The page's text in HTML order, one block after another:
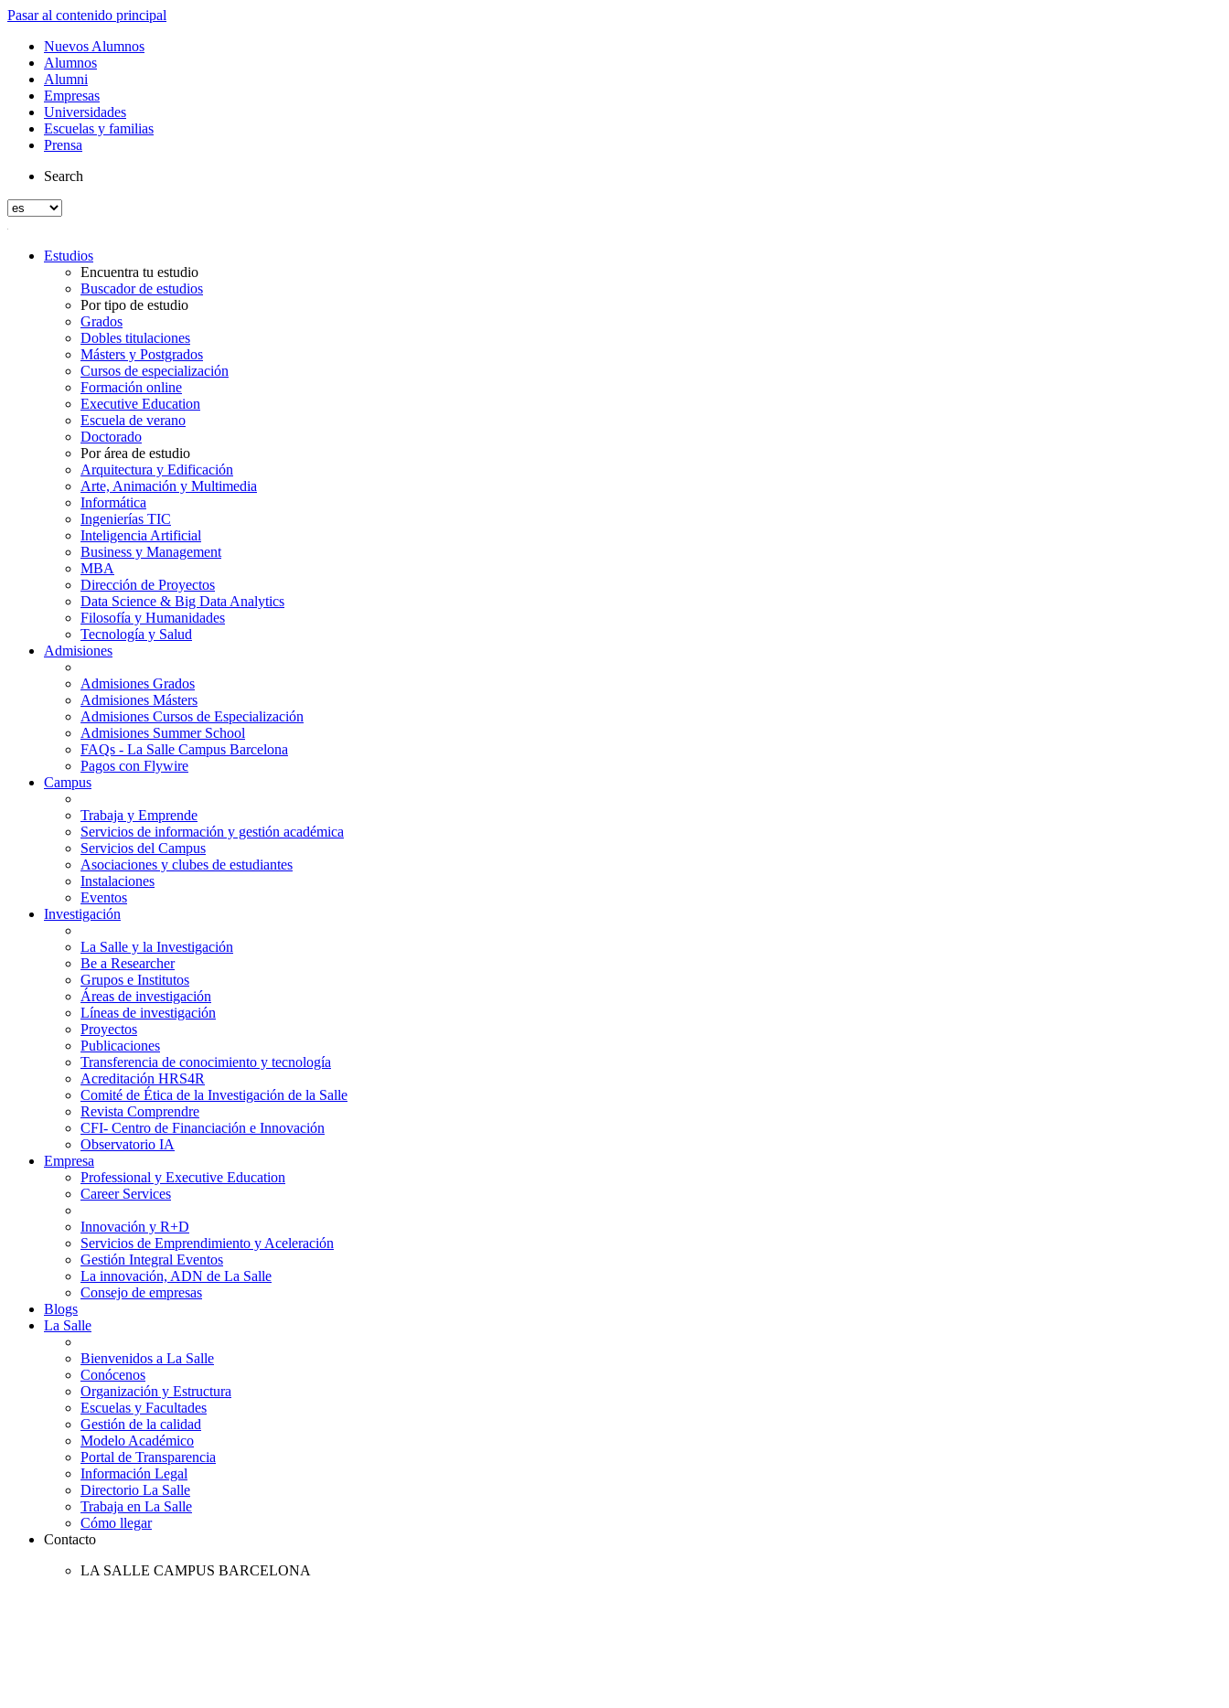
Pasar al contenido principal
Nuevos Alumnos
Alumnos
Alumni
Empresas
Universidades
Escuelas y familias
Prensa
Search
Estudios
Encuentra tu estudio
Buscador de estudios
Por tipo de estudio
Grados
Dobles titulaciones
Másters y Postgrados
Cursos de especialización
Formación online
Executive Education
Escuela de verano
Doctorado
Por área de estudio
Arquitectura y Edificación
Arte, Animación y Multimedia
Informática
Ingenierías TIC
Inteligencia Artificial
Business y Management
MBA
Dirección de Proyectos
Data Science & Big Data Analytics
Filosofía y Humanidades
Tecnología y Salud
Admisiones
Admisiones Grados
Admisiones Másters
Admisiones Cursos de Especialización
Admisiones Summer School
FAQs - La Salle Campus Barcelona
Pagos con Flywire
Campus
Trabaja y Emprende
Servicios de información y gestión académica
Servicios del Campus
Asociaciones y clubes de estudiantes
Instalaciones
Eventos
Investigación
La Salle y la Investigación
Be a Researcher
Grupos e Institutos
Áreas de investigación
Líneas de investigación
Proyectos
Publicaciones
Transferencia de conocimiento y tecnología
Acreditación HRS4R
Comité de Ética de la Investigación de la Salle
Revista Comprendre
CFI- Centro de Financiación e Innovación
Observatorio IA
Empresa
Professional y Executive Education
Career Services
Innovación y R+D
Servicios de Emprendimiento y Aceleración
Gestión Integral Eventos
La innovación, ADN de La Salle
Consejo de empresas
Blogs
La Salle
Bienvenidos a La Salle
Conócenos
Organización y Estructura
Escuelas y Facultades
Gestión de la calidad
Modelo Académico
Portal de Transparencia
Información Legal
Directorio La Salle
Trabaja en La Salle
Cómo llegar
Contacto
LA SALLE CAMPUS BARCELONA